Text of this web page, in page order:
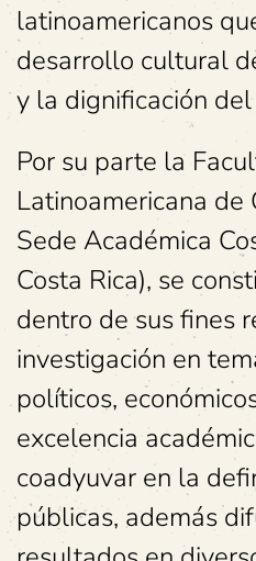
latinoamericanos
desarrollo cultural
y la dignificación
Por su parte la
Latinoamericana de
Sede Académica
Costa Rica), se
dentro de sus fines
investigación en
políticos,
excelencia
coadyuvar en la
públicas, además